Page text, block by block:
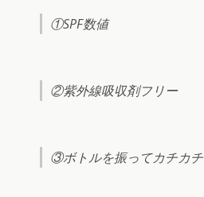
①SPF数値
②紫外線吸収剤フリー
③ボトルを振ってカチカ